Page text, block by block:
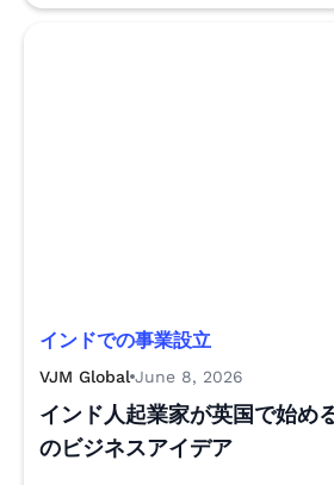
インドでの事業設立
VJM Global June 8, 2026
インド人起業家が英国で始め
のビジネスアイデア